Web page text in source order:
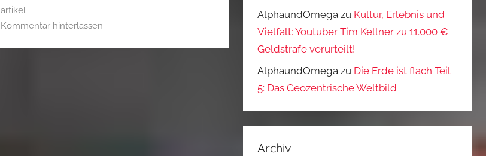
artikel
Kommentar hinterlassen
AlphaundOmega zu Kultur, Erlebnis und
Vielfalt: Youtuber Tim Kellner zu 11.000 €
Geldstrafe verurteilt!
AlphaundOmega zu Die Erde ist flach Teil
5: Das Geozentrische Weltbild
Archiv